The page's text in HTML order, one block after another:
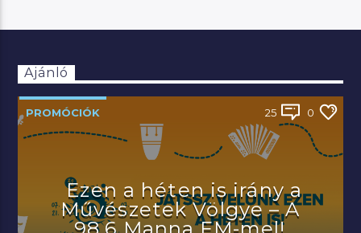
Ajánló
PROMÓCIÓK 25 0
Ezen a héten is irány a
Művészetek Völgye – A